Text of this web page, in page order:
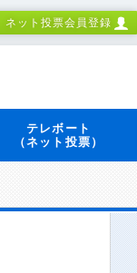
ネット投票会員登録
テレボート
（ネット投票）